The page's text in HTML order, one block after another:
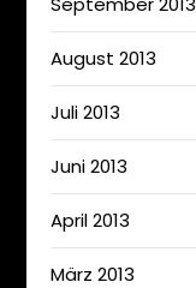
August 2013
Juli 2013
Juni 2013
April 2013
März 2013